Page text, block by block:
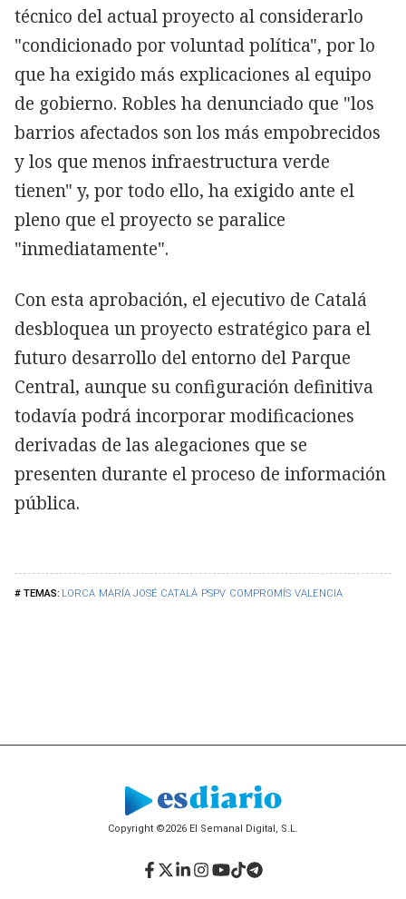
LORCA MARÍA JOSÉ CATALÁ PSPV COMPROMÍS VALENCIA
técnico del actual proyecto al considerarlo
"condicionado por voluntad política", por lo
que ha exigido más explicaciones al equipo
de gobierno. Robles ha denunciado que "los
barrios afectados son los más empobrecidos
y los que menos infraestructura verde
tienen" y, por todo ello, ha exigido ante el
pleno que el proyecto se paralice
"inmediatamente".
Con esta aprobación, el ejecutivo de Catalá
desbloquea un proyecto estratégico para el
futuro desarrollo del entorno del Parque
Central, aunque su configuración definitiva
todavía podrá incorporar modificaciones
derivadas de las alegaciones que se
presenten durante el proceso de información
pública.
Copyright ©2026 El Semanal Digital, S.L.
Facebook
Twitter
LinkedIn
Instagram
YouTube
TikTok
Telegram